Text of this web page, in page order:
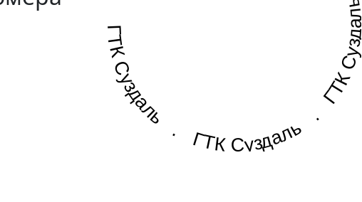
ГТК Суздаль . ГТК Суздаль . ГТК Суздаль .